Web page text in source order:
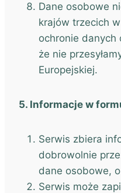
Dane osobowe
krajów trzecich
ochronie danych
że nie
Europejskiej.
5. Informacje w
Serwis zbiera
dobrowolnie
dane osobowe,
Serwis może